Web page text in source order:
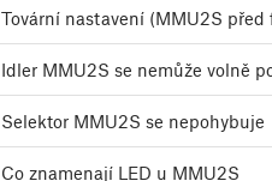
Tovární nastavení (MMU2S před
Idler MMU2S se nemůže volně
Selektor MMU2S se nepohybuje
Co znamenají LED u MMU2S